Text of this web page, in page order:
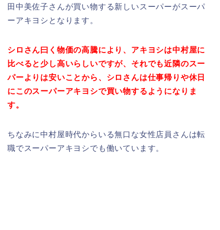
田中美佐子さんが買い物する新しいスーパーがスーパ
ーアキヨシとなります。
シロさん曰く物価の高騰により、アキヨシは中村屋に
比べると少し高いらしいですが、それでも近隣のスー
パーよりは安いことから、シロさんは仕事帰りや休日
にこのスーパーアキヨシで買い物するようになりま
す。
ちなみに中村屋時代からいる無口な女性店員さんは転
職でスーパーアキヨシでも働いています。